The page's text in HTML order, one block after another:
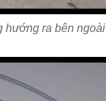
hướng ra bên ngoài